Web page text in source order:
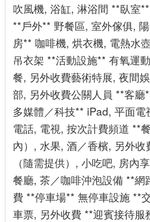
吹風機, 浴缸, 淋浴間 **臥室
**戶外** 野餐區, 室外傢俱,
房** 咖啡機, 烘衣機, 電熱水
吊衣架 **活動設施** 有氧運
餐, 另外收費藝術特展, 夜間
部, 另外收費公關人員 **客
多媒體／科技** iPad, 平面
電話, 電視, 按次計費頻道 **
內）, 水果, 酒／香檳, 另外
（隨需提供）, 小吃吧, 房內
餐廳, 茶／咖啡沖泡設備 **
費 **停車場** 無停車設施 **
車票, 另外收費 **迎賓接待服